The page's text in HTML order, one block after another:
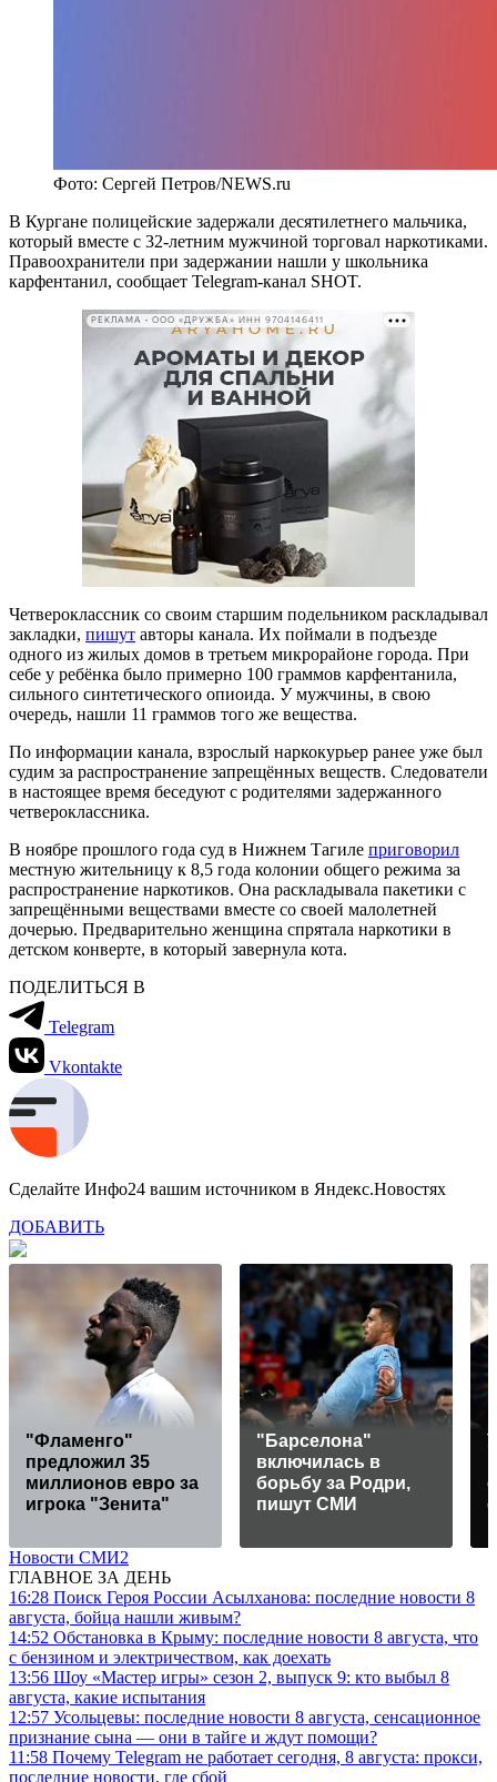
Фото: Сергей Петров/NEWS.ru
В Кургане полицейские задержали десятилетнего мальчика,
который вместе с 32-летним мужчиной торговал наркотиками.
Правоохранители при задержании нашли у школьника
карфентанил, сообщает Telegram-канал SHOT.
РЕКЛАМА • ООО «ДРУЖБА» ИНН 9704146411
Четвероклассник со своим старшим подельником раскладывал
закладки, пишут авторы канала. Их поймали в подъезде
одного из жилых домов в третьем микрорайоне города. При
себе у ребёнка было примерно 100 граммов карфентанила,
сильного синтетического опиоида. У мужчины, в свою
очередь, нашли 11 граммов того же вещества.
По информации канала, взрослый наркокурьер ранее уже был
судим за распространение запрещённых веществ. Следователи
в настоящее время беседуют с родителями задержанного
четвероклассника.
В ноябре прошлого года суд в Нижнем Тагиле приговорил
местную жительницу к 8,5 года колонии общего режима за
распространение наркотиков. Она раскладывала пакетики с
запрещёнными веществами вместе со своей малолетней
дочерью. Предварительно женщина спрятала наркотики в
детском конверте, в который завернула кота.
ПОДЕЛИТЬСЯ В
Telegram
Vkontakte
Сделайте Инфо24 вашим источником в Яндекс.Новостях
ДОБАВИТЬ
"Фламенго"
предложил 35
миллионов евро за
игрока "Зенита"
"Барселона"
включилась в
борьбу за Родри,
пишут СМИ
Новости СМИ2
ГЛАВНОЕ ЗА ДЕНЬ
16:28 Поиск Героя России Асылханова: последние новости 8
августа, бойца нашли живым?
14:52 Обстановка в Крыму: последние новости 8 августа, что
с бензином и электричеством, как доехать
13:56 Шоу «Мастер игры» сезон 2, выпуск 9: кто выбыл 8
августа, какие испытания
12:57 Усольцевы: последние новости 8 августа, сенсационное
признание сына — они в тайге и ждут помощи?
11:58 Почему Telegram не работает сегодня, 8 августа: прокси,
последние новости, где сбой